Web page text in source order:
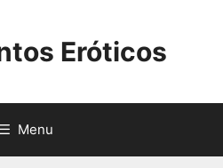
Eróticos
Menu